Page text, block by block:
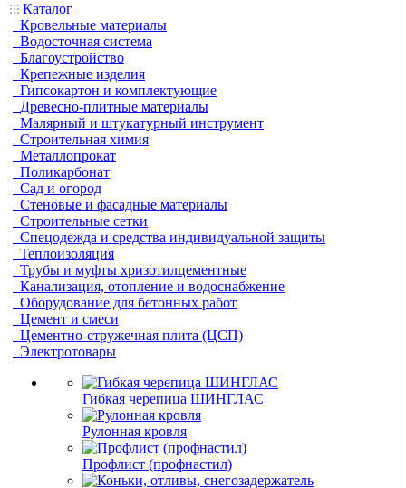
Каталог
Кровельные материалы
Водосточная система
Благоустройство
Крепежные изделия
Гипсокартон и комплектующие
Древесно-плитные материалы
Малярный и штукатурный инструмент
Строительная химия
Металлопрокат
Поликарбонат
Сад и огород
Стеновые и фасадные материалы
Строительные сетки
Спецодежда и средства индивидуальной защиты
Теплоизоляция
Трубы и муфты хризотилцементные
Канализация, отопление и водоснабжение
Оборудование для бетонных работ
Цемент и смеси
Цементно-стружечная плита (ЦСП)
Электротовары
Гибкая черепица ШИНГЛАС
Рулонная кровля
Профлист (профнастил)